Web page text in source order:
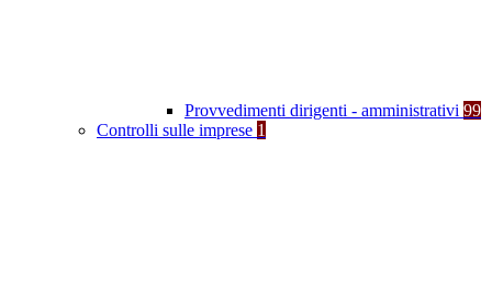
Provvedimenti dirigenti - amministrativi 99
Controlli sulle imprese 1